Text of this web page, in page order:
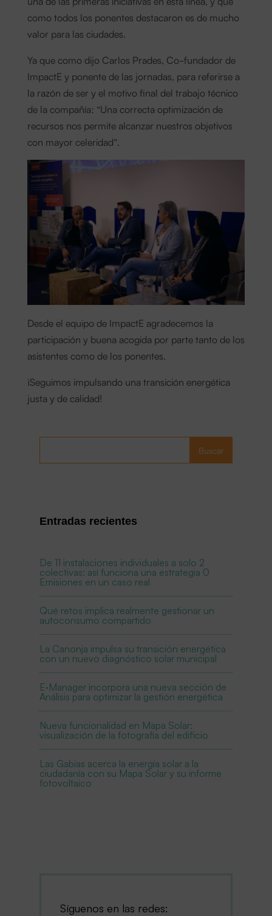
como todos los ponentes destacaron es de mucho
valor para las ciudades.
Ya que como dijo Carlos Prades, Co-fundador de
ImpactE y ponente de las jornadas, para referirse a
la razón de ser y el motivo final del trabajo técnico
de la compañía: “Una correcta optimización de
recursos nos permite alcanzar nuestros objetivos
con mayor celeridad”.
Desde el equipo de ImpactE agradecemos la
participación y buena acogida por parte tanto de los
asistentes como de los ponentes.
¡Seguimos impulsando una transición energética
justa y de calidad!
Buscar
Entradas recientes
De 11 instalaciones individuales a solo 2
colectivas: así funciona una estrategia 0
Emisiones en un caso real
Qué retos implica realmente gestionar un
autoconsumo compartido
La Canonja impulsa su transición energética
con un nuevo diagnóstico solar municipal
E·Manager incorpora una nueva sección de
Análisis para optimizar la gestión energética
Nueva funcionalidad en Mapa Solar:
visualización de la fotografía del edificio
Las Gabias acerca la energía solar a la
ciudadanía con su Mapa Solar y su informe
fotovoltaico
Síguenos en las redes: